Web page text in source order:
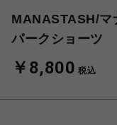
MANASTASH/マ
パークショーツ
￥8,800 税込